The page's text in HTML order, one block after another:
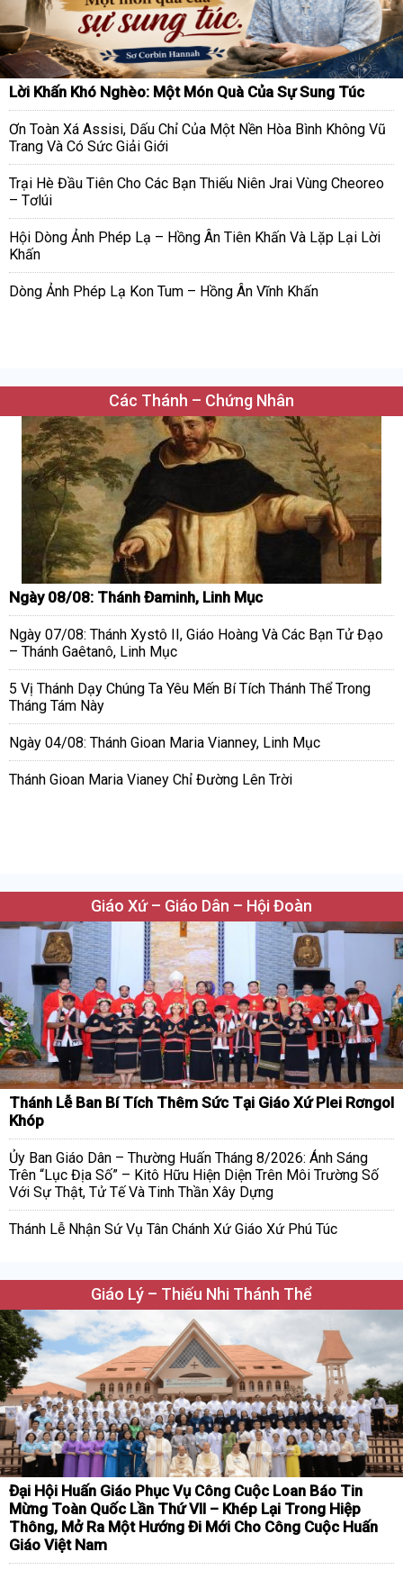
Lời Khấn Khó Nghèo: Một Món Quà Của Sự Sung Túc
Ơn Toàn Xá Assisi, Dấu Chỉ Của Một Nền Hòa Bình Không Vũ
Trang Và Có Sức Giải Giới
Trại Hè Đầu Tiên Cho Các Bạn Thiếu Niên Jrai Vùng Cheoreo
– Tơlúi
Hội Dòng Ảnh Phép Lạ – Hồng Ân Tiên Khấn Và Lặp Lại Lời
Khấn
Dòng Ảnh Phép Lạ Kon Tum – Hồng Ân Vĩnh Khấn
Các Thánh – Chứng Nhân
Ngày 08/08: Thánh Đaminh, Linh Mục
Ngày 07/08: Thánh Xystô II, Giáo Hoàng Và Các Bạn Tử Đạo
– Thánh Gaêtanô, Linh Mục
5 Vị Thánh Dạy Chúng Ta Yêu Mến Bí Tích Thánh Thể Trong
Tháng Tám Này
Ngày 04/08: Thánh Gioan Maria Vianney, Linh Mục
Thánh Gioan Maria Vianey Chỉ Đường Lên Trời
Giáo Xứ – Giáo Dân – Hội Đoàn
Thánh Lễ Ban Bí Tích Thêm Sức Tại Giáo Xứ Plei Rơngol
Khóp
Ủy Ban Giáo Dân – Thường Huấn Tháng 8/2026: Ánh Sáng
Trên “Lục Địa Số” – Kitô Hữu Hiện Diện Trên Môi Trường Số
Với Sự Thật, Tử Tế Và Tinh Thần Xây Dựng
Thánh Lễ Nhận Sứ Vụ Tân Chánh Xứ Giáo Xứ Phú Túc
Giáo Lý – Thiếu Nhi Thánh Thể
Đại Hội Huấn Giáo Phục Vụ Công Cuộc Loan Báo Tin
Mừng Toàn Quốc Lần Thứ VII – Khép Lại Trong Hiệp
Thông, Mở Ra Một Hướng Đi Mới Cho Công Cuộc Huấn
Giáo Việt Nam